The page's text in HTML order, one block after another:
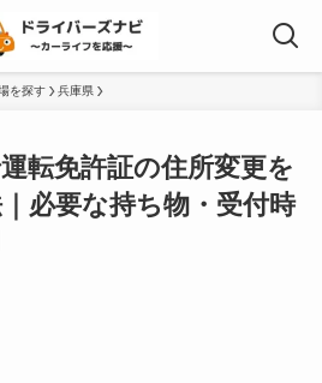
を探す 兵庫県
転免許証の住所変更を
必要な持ち物・受付時